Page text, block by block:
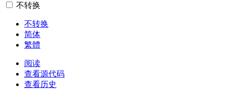
不转换
不转换
简体
繁體
阅读
查看源代码
查看历史